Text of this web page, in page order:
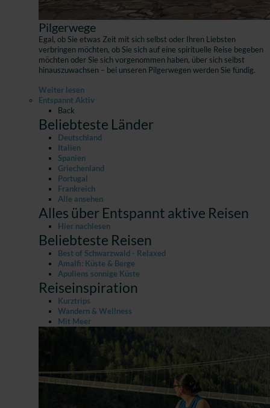
Pilgerwege
Egal, ob Sie etwas Zeit mit sich selbst oder Ihren Liebsten
verbringen möchten, ob Sie sich auf eine spirituelle Reise begeben
möchten oder Sie sich vorgenommen haben, über sich selbst
hinauszuwachsen – bei unseren Pilgerwegen werden Sie fündig.
Weiter lesen
Entspannt Aktiv
Back
Beliebteste Länder
Deutschland
Italien
Spanien
Griechenland
Portugal
Frankreich
Alle ansehen
Alles über Entspannt aktive Reisen
Hier nachlesen
Beliebteste Reisen
Best of Schwarzwald - Relaxed
Amalfi: Küste & Berge
Apuliens sonnige Küste
Reiseinspiration
Kurztrips
Wandern & Wellness
Mit Meer